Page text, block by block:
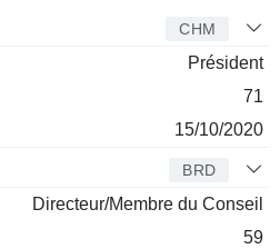
CHM
Président
71
15/10/2020
BRD
Directeur/Membre du Conseil
59